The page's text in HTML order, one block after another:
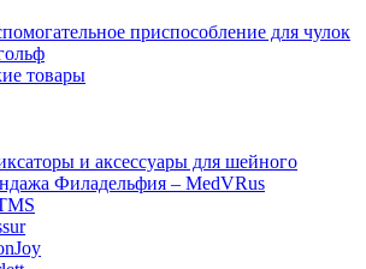
приспособление для чулок
товары
и аксессуары для шейного
Филадельфия – MedVRus